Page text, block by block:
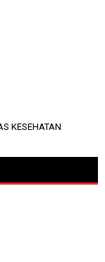
KESEHATAN